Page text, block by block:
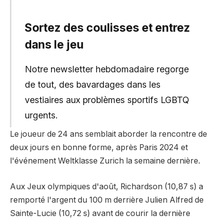
Sortez des coulisses et entrez
dans le jeu
Notre newsletter hebdomadaire regorge
de tout, des bavardages dans les
vestiaires aux problèmes sportifs LGBTQ
urgents.
Le joueur de 24 ans semblait aborder la rencontre de
deux jours en bonne forme, après Paris 2024 et
l'événement Weltklasse Zurich la semaine dernière.
Aux Jeux olympiques d'août, Richardson (10,87 s) a
remporté l'argent du 100 m derrière Julien Alfred de
Sainte-Lucie (10,72 s) avant de courir la dernière